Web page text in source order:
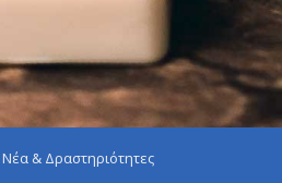
Νέα & Δραστηριότητες